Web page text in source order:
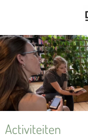
naar
de
hoofdinhoud
Activiteiten